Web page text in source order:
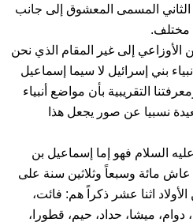
المسمى المعشوق إلى جانب
مختلف.
إلى غير المقام الذي نحن
بني إسرائيل لا سيما إسماعيل
التقريبية بأن مواضع أنبياء
نسبيا عن صور يجعل هذا
السلام فهو إما إسماعيل بن
عاش مائة وسبعاً وثلاثين سنة على
اثنا عشر ذكراً هم: فائت،
دوام، ميشا، حداد، حيم، قطورا،